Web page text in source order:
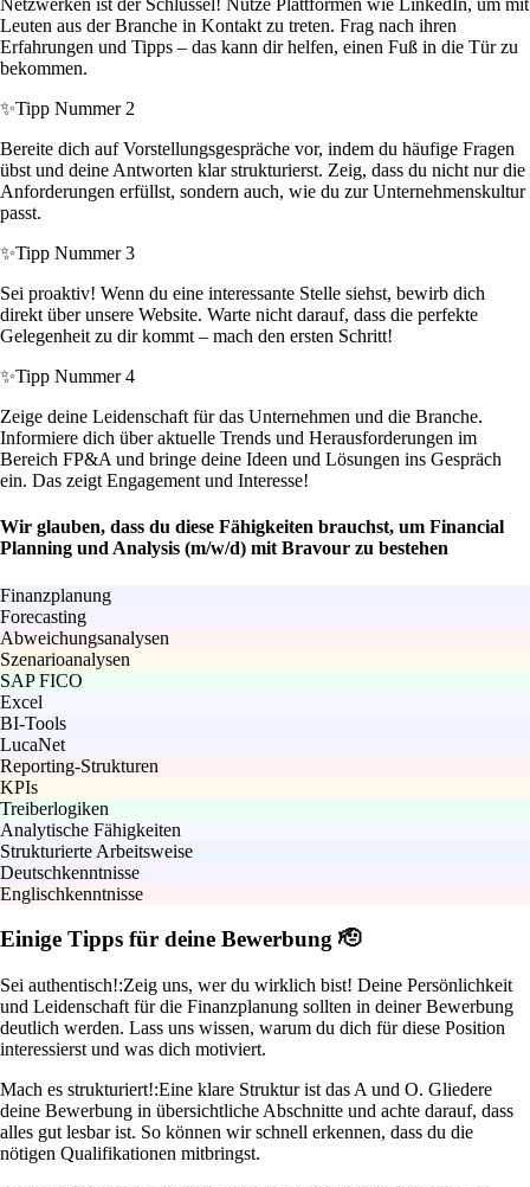
Netzwerken ist der Schlüssel! Nutze Plattformen wie LinkedIn, um mit
Leuten aus der Branche in Kontakt zu treten. Frag nach ihren
Erfahrungen und Tipps – das kann dir helfen, einen Fuß in die Tür zu
bekommen.
✨Tipp Nummer 2
Bereite dich auf Vorstellungsgespräche vor, indem du häufige Fragen
übst und deine Antworten klar strukturierst. Zeig, dass du nicht nur die
Anforderungen erfüllst, sondern auch, wie du zur Unternehmenskultur
passt.
✨Tipp Nummer 3
Sei proaktiv! Wenn du eine interessante Stelle siehst, bewirb dich
direkt über unsere Website. Warte nicht darauf, dass die perfekte
Gelegenheit zu dir kommt – mach den ersten Schritt!
✨Tipp Nummer 4
Zeige deine Leidenschaft für das Unternehmen und die Branche.
Informiere dich über aktuelle Trends und Herausforderungen im
Bereich FP&A und bringe deine Ideen und Lösungen ins Gespräch
ein. Das zeigt Engagement und Interesse!
Wir glauben, dass du diese Fähigkeiten brauchst, um Financial
Planning und Analysis (m/w/d) mit Bravour zu bestehen
Finanzplanung
Forecasting
Abweichungsanalysen
Szenarioanalysen
SAP FICO
Excel
BI-Tools
LucaNet
Reporting-Strukturen
KPIs
Treiberlogiken
Analytische Fähigkeiten
Strukturierte Arbeitsweise
Deutschkenntnisse
Englischkenntnisse
Einige Tipps für deine Bewerbung 🫡
Sei authentisch!:Zeig uns, wer du wirklich bist! Deine Persönlichkeit
und Leidenschaft für die Finanzplanung sollten in deiner Bewerbung
deutlich werden. Lass uns wissen, warum du dich für diese Position
interessierst und was dich motiviert.
Mach es strukturiert!:Eine klare Struktur ist das A und O. Gliedere
deine Bewerbung in übersichtliche Abschnitte und achte darauf, dass
alles gut lesbar ist. So können wir schnell erkennen, dass du die
nötigen Qualifikationen mitbringst.